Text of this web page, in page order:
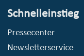
Schnelleinstieg
Pressecenter
Newsletterservice